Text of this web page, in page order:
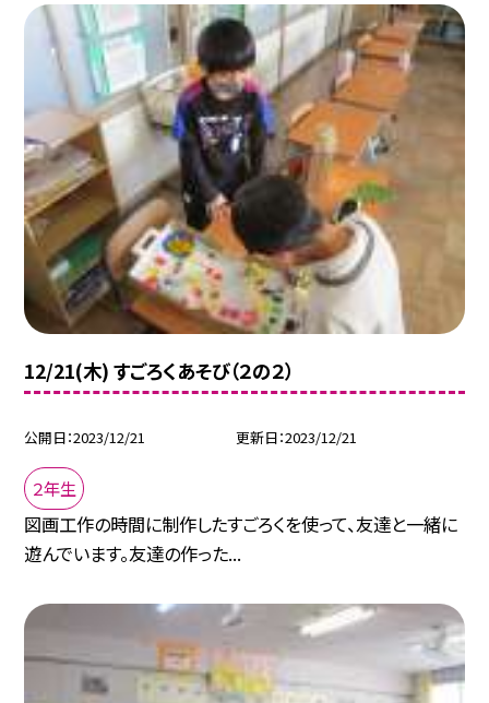
12/21(木) すごろくあそび（２の２）
公開日 2023/12/21 更新日 2023/12/21
２年生
図画工作の時間に制作したすごろくを使って、友達と一緒に
遊んでいます。友達の作った...